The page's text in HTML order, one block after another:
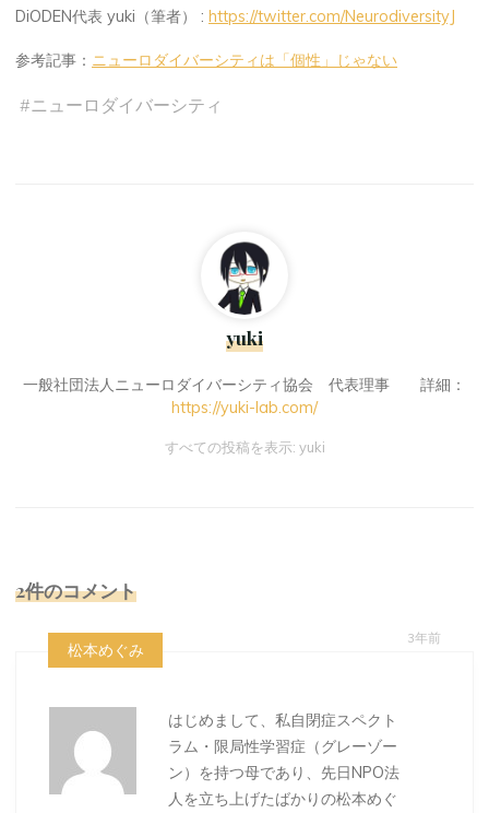
DiODEN代表 yuki（筆者） :https://twitter.com/NeurodiversityJ
参考記事： ニューロダイバーシティは「個性」じゃない
#ニューロダイバーシティ
yuki
一般社団法人ニューロダイバーシティ協会 代表理事 詳細：
https://yuki-lab.com/
すべての投稿を表示: yuki
2件のコメント
3年前
松本めぐみ
はじめまして、私自閉症スペクト
ラム・限局性学習症（グレーゾー
ン）を持つ母であり、先日NPO法
人を立ち上げたばかりの松本めぐ